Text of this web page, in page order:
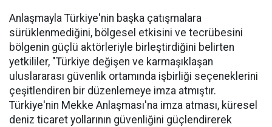
Anlaşmayla Türkiye'nin başka çatışmalara
sürüklenmediğini, bölgesel etkisini ve tecrübesini
bölgenin güçlü aktörleriyle birleştirdiğini belirten
yetkililer, "Türkiye değişen ve karmaşıklaşan
uluslararası güvenlik ortamında işbirliği seçeneklerini
çeşitlendiren bir düzenlemeye imza atmıştır.
Türkiye'nin Mekke Anlaşması'na imza atması, küresel
deniz ticaret yollarının güvenliğini güçlendirerek